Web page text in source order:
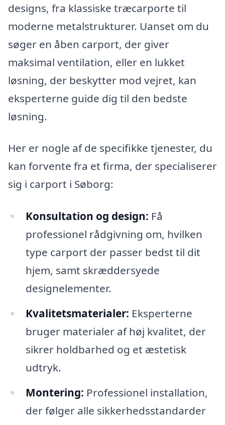
designs, fra klassiske træcarporte til
moderne metalstrukturer. Uanset om du
søger en åben carport, der giver
maksimal ventilation, eller en lukket
løsning, der beskytter mod vejret, kan
eksperterne guide dig til den bedste
løsning.
Her er nogle af de specifikke tjenester, du
kan forvente fra et firma, der specialiserer
sig i carport i Søborg:
Konsultation og design: Få
professionel rådgivning om, hvilken
type carport der passer bedst til dit
hjem, samt skræddersyede
designelementer.
Kvalitetsmaterialer: Eksperterne
bruger materialer af høj kvalitet, der
sikrer holdbarhed og et æstetisk
udtryk.
Montering: Professionel installation,
der følger alle sikkerhedsstandarder